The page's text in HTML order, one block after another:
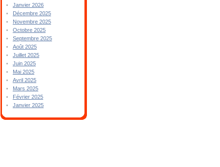
Janvier 2026
Décembre 2025
Novembre 2025
Octobre 2025
Septembre 2025
Août 2025
Juillet 2025
Juin 2025
Mai 2025
Avril 2025
Mars 2025
Février 2025
Janvier 2025